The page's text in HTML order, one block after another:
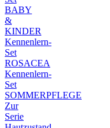
BABY
&
KINDER
Kennenlern-
Set
ROSACEA
Kennenlern-
Set
SOMMERPFLEGE
Zur
Serie